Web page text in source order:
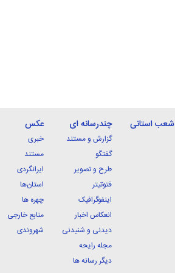
شعب استانی چندرسانه ای
گزارش و مستند
گفتگو
طرح و تصویر
فتوتیتر
اینفوگرافیک
انعکاس اخبار
دیدنی و شنیدنی
مجله رایحه
دیگر رسانه ها
عکس
خبری
مستند
ایرانگردی
استان‌ها
چهره ها
منابع خارجی
شهروندی